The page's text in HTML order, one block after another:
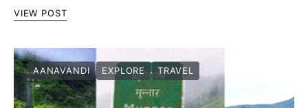
VIEW POST
AANAVANDI EXPLORE TRAVEL